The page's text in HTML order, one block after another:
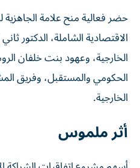
حضر فعالية منح علامة
الاقتصادية الشاملة، الدكتور
الخارجية، وعهود بنت خلفان
الحكومي والمستقبل، وفريق
الخارجية.
أثر ملموس